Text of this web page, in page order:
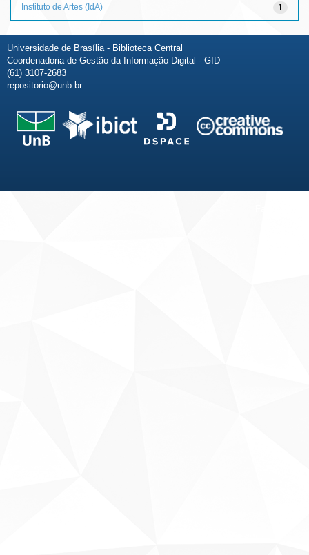
1
Instituto de Artes (IdA)
Universidade de Brasília - Biblioteca Central
Coordenadoria de Gestão da Informação Digital - GID
(61) 3107-2683
repositorio@unb.br